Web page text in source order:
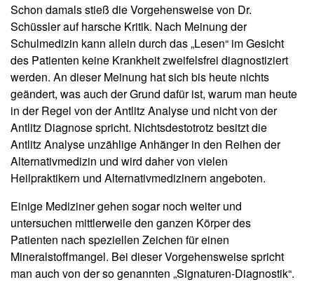
Schon damals stieß die Vorgehensweise von Dr.
Schüssler auf harsche Kritik. Nach Meinung der
Schulmedizin kann allein durch das „Lesen“ im Gesicht
des Patienten keine Krankheit zweifelsfrei diagnostiziert
werden. An dieser Meinung hat sich bis heute nichts
geändert, was auch der Grund dafür ist, warum man heute
in der Regel von der Antlitz Analyse und nicht von der
Antlitz Diagnose spricht. Nichtsdestotrotz besitzt die
Antlitz Analyse unzählige Anhänger in den Reihen der
Alternativmedizin und wird daher von vielen
Heilpraktikern und Alternativmedizinern angeboten.
Einige Mediziner gehen sogar noch weiter und
untersuchen mittlerweile den ganzen Körper des
Patienten nach speziellen Zeichen für einen
Mineralstoffmangel. Bei dieser Vorgehensweise spricht
man auch von der so genannten „Signaturen-Diagnostik“.